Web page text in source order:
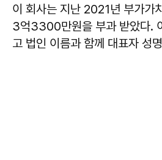
이 회사는 지난 2021년 부가가
3억3300만원을 부과 받았다.
고 법인 이름과 함께 대표자 성